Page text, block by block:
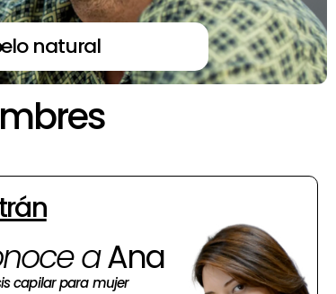
natural
aAna
capilar para mujer